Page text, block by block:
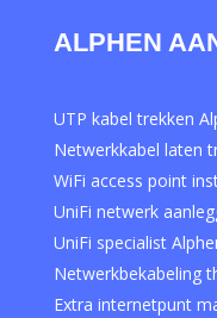
ALPHEN
UTP kabel trekken
Netwerkkabel laten
WiFi access point
UniFi netwerk
UniFi specialist
Netwerkbekabeling
Extra internetpunt